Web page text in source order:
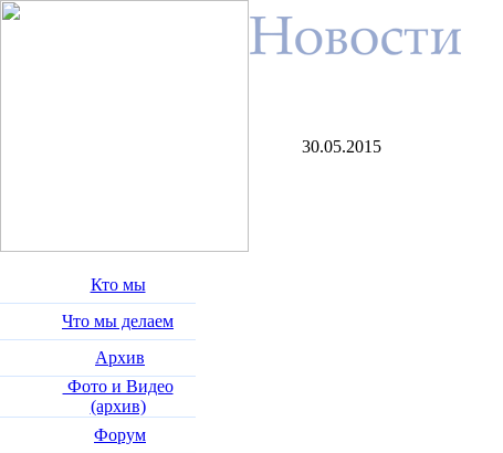
Кто мы
Что мы делаем
Архив
Фото и Видео
(архив)
Форум
30.05.2015